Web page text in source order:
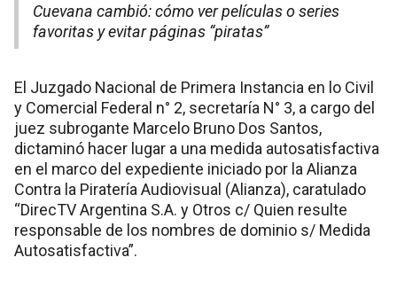
Cuevana cambió: cómo ver películas o series
favoritas y evitar páginas “piratas”
El Juzgado Nacional de Primera Instancia en lo Civil
y Comercial Federal n° 2, secretaría N° 3, a cargo del
juez subrogante Marcelo Bruno Dos Santos,
dictaminó hacer lugar a una medida autosatisfactiva
en el marco del expediente iniciado por la Alianza
Contra la Piratería Audiovisual (Alianza), caratulado
“DirecTV Argentina S.A. y Otros c/ Quien resulte
responsable de los nombres de dominio s/ Medida
Autosatisfactiva”.